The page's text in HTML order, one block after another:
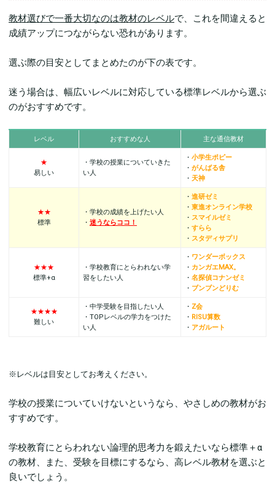
教材選びで一番大切なのは教材のレベルで、これを間違えると
成績アップにつながらない恐れがあります。
選ぶ際の目安としてまとめたのが下の表です。
迷う場合は、幅広いレベルに対応している標準レベルから選ぶ
のがおすすめです。
レベル おすすめな人 主な通信教材
★
易しい
・学校の授業についていきた
い人
・ 小学生ポピー
・ がんばる舎
・ 天神
★★
標準
・学校の成績を上げたい人
・ 迷うならココ！
・ 進研ゼミ
・ 東進オンライン学校
・ スマイルゼミ
・ すらら
・ スタディサプリ
★★★
標準+α
・学校教育にとらわれない学
習をしたい人
・ ワンダーボックス
・ カンガエMAX。
・ 名探偵コナンゼミ
・ ブンブンどりむ
★★★★
難しい
・中学受験を目指したい人
・TOPレベルの学力をつけた
い人
・ Z会
・ RISU算数
・ アガルート
※レベルは目安としてお考えください。
学校の授業についていけないというなら、やさしめの教材がお
すすめです。
学校教育にとらわれない論理的思考力を鍛えたいなら標準＋α
の教材、また、受験を目標にするなら、高レベル教材を選ぶと
良いでしょう。